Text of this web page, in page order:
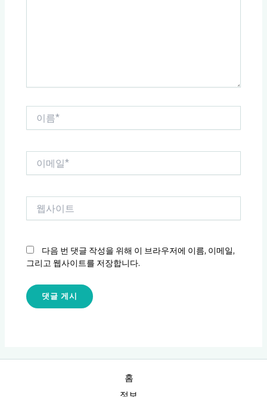
다음 번 댓글 작성을 위해 이 브라우저에 이름, 이메일,
그리고 웹사이트를 저장합니다.
홈